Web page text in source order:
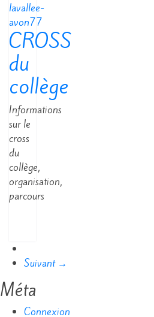
lavallee-
avon77
CROSS
du
collège
Informations
sur le
cross
du
collège,
organisation,
parcours
Suivant →
Méta
Connexion